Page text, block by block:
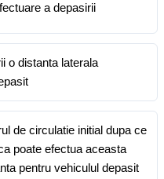
a depasirii
o distanta laterala
de circulatie initial dupa ce
poate efectua aceasta
pentru vehiculul depasit